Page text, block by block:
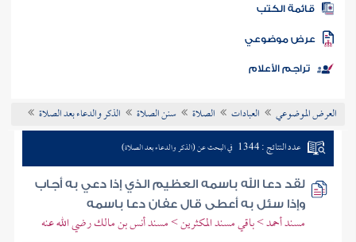
المكتبة
الكتب
موضوعي
تراجم الأعلام
العرض الموضوعي العبادات الصلاة سنن الصلاة الذكر والدعاء بعد الصلاة
عدد النتائج : 1344 في البحث عن (الذكر والدعاء بعد الصلاة)
لقد دعا الله باسمه العظيم الذي إذا دعي به أجاب
وإذا سئل به أعطى قال عفان دعا باسمه
مسند أحمد > باقي مسند المكثرين > مسند أنس بن مالك رضي الله عنه